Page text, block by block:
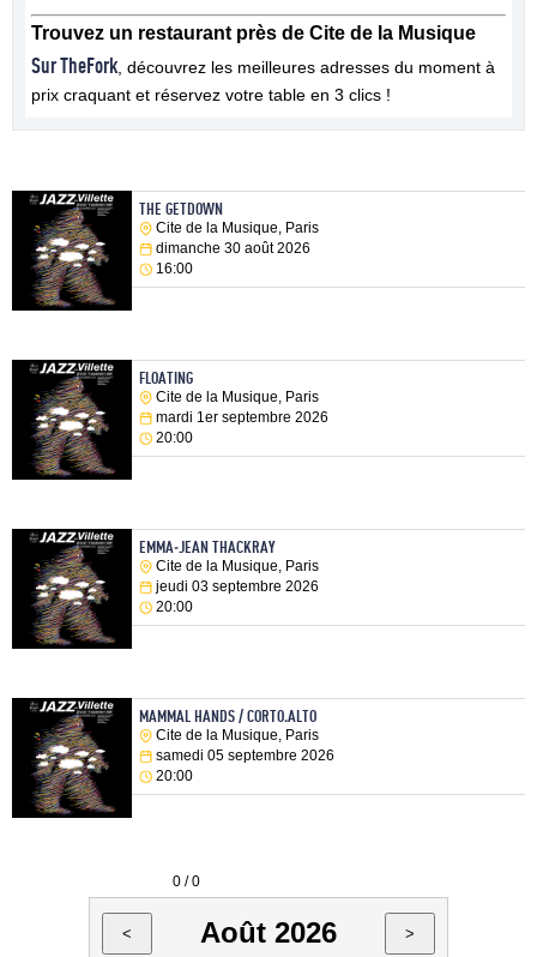
Trouvez un restaurant près de Cite de la Musique
Sur TheFork , découvrez les meilleures adresses du moment à
prix craquant et réservez votre table en 3 clics !
THE GETDOWN
Cite de la Musique, Paris
dimanche 30 août 2026
16:00
FLOATING
Cite de la Musique, Paris
mardi 1er septembre 2026
20:00
EMMA-JEAN THACKRAY
Cite de la Musique, Paris
jeudi 03 septembre 2026
20:00
MAMMAL HANDS / CORTO.ALTO
Cite de la Musique, Paris
samedi 05 septembre 2026
20:00
0 / 0
< Août 2026 >